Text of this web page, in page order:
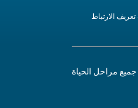
الارتباط
مراحل الحياة